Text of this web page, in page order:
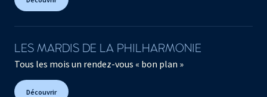
LES MARDIS DE LA PHILHARMONIE
Tous les mois un rendez-vous « bon plan »
Découvrir